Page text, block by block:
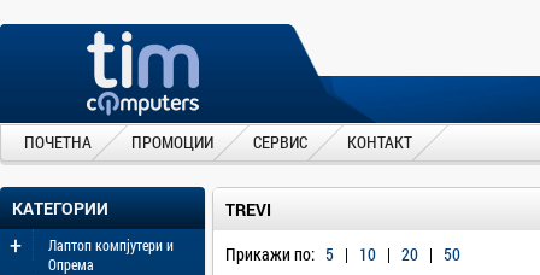
ПОЧЕТНА ПРОМОЦИИ СЕРВИС КОНТАКТ
КАТЕГОРИИ
Лаптоп компјутери и
Опрема
+
TREVI
Прикажи по: 5 | 10 | 20 | 50